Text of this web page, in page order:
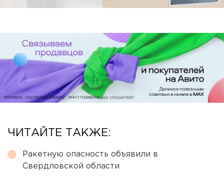
ЧИТАЙТЕ ТАКЖЕ:
Ракетную опасность объявили в
Свердловской области